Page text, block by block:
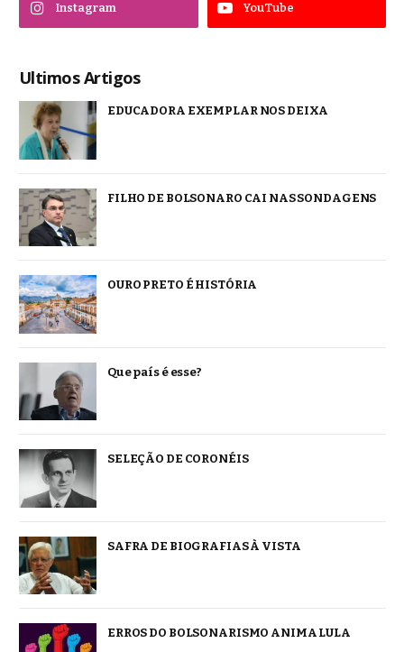
Instagram YouTube
Ultimos Artigos
EDUCADORA EXEMPLAR NOS DEIXA
FILHO DE BOLSONARO CAI NAS SONDAGENS
OURO PRETO É HISTÓRIA
Que país é esse?
SELEÇÃO DE CORONÉIS
SAFRA DE BIOGRAFIAS À VISTA
ERROS DO BOLSONARISMO ANIMA LULA